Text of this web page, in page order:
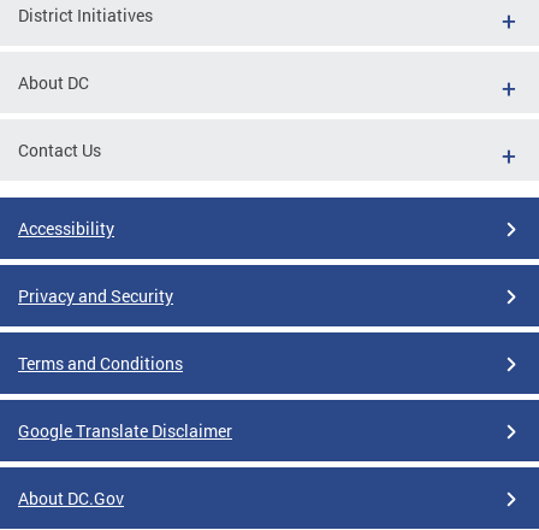
District Initiatives
About DC
Contact Us
Accessibility
Privacy and Security
Terms and Conditions
Google Translate Disclaimer
About DC.Gov